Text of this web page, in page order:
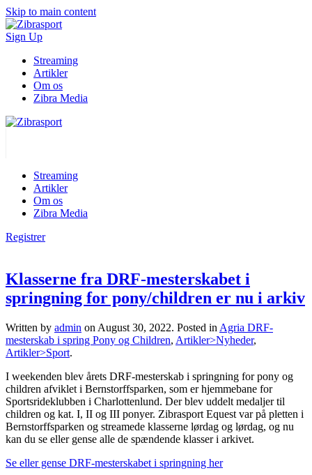
Skip to main content
Sign Up
Streaming
Artikler
Om os
Zibra Media
Streaming
Artikler
Om os
Zibra Media
Registrer
Klasserne fra DRF-mesterskabet i
springning for pony/children er nu i arkiv
Written by admin on August 30, 2022. Posted in Agria DRF-
mesterskab i spring Pony og Children, Artikler>Nyheder,
Artikler>Sport.
I weekenden blev årets DRF-mesterskab i springning for pony og
children afviklet i Bernstorffsparken, som er hjemmebane for
Sportsrideklubben i Charlottenlund. Der blev uddelt medaljer til
children og kat. I, II og III ponyer. Zibrasport Equest var på pletten i
Bernstorffsparken og streamede klasserne lørdag og lørdag, og nu
kan du se eller gense alle de spændende klasser i arkivet.
Se eller gense DRF-mesterskabet i springning her